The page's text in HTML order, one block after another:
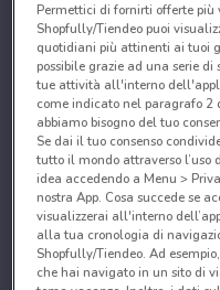
Permettici di fornirti offerte più
Shopfully/Tiendeo puoi
quotidiani più attinenti ai tuoi
possibile grazie ad una serie
tue attività all'interno
come indicato nel paragrafo 2
abbiamo bisogno del tuo
Se dai il tuo consenso
tutto il mondo attraverso l’uso
idea accedendo a Menu >
nostra App. Cosa succede se
visualizzerai all'interno
alla tua cronologia di
Shopfully/Tiendeo. Ad
che hai navigato in un sito di